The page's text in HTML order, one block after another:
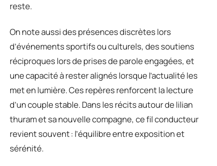
reste.
On note aussi des présences discrètes lors
d’événements sportifs ou culturels, des soutiens
réciproques lors de prises de parole engagées, et
une capacité à rester alignés lorsque l’actualité les
met en lumière. Ces repères renforcent la lecture
d’un couple stable. Dans les récits autour de lilian
thuram et sa nouvelle compagne, ce fil conducteur
revient souvent : l’équilibre entre exposition et
sérénité.